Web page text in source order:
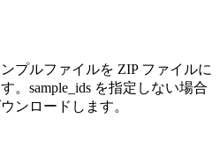
プルファイルを ZIP ファイルに
。sample_ids を指定しない場合
ンロードします。